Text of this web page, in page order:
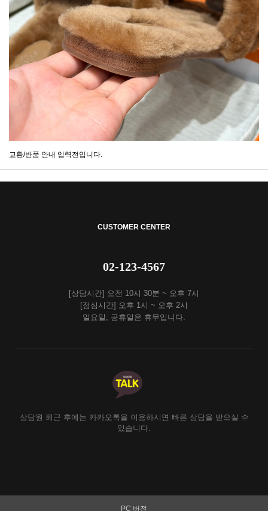
교환/반품 안내 입력전입니다.
CUSTOMER CENTER
02-123-4567
[상담시간] 오전 10시 30분 ~ 오후 7시
[점심시간] 오후 1시 ~ 오후 2시
일요일, 공휴일은 휴무입니다.
상담원 퇴근 후에는 카카오톡을 이용하시면 빠른 상담을 받으실 수
있습니다.
PC 버전